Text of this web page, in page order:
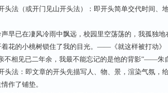
法（或开门见山开头法）：即开头简单交代时间、
已在凄风冷雨中飘远，校园里空荡荡的，我孤独地
花的小桃树锁住了我的目光。——《就这样被打动》
相见已二年余，我最不能忘记的是他的背影”——朱
法：即文章的开头先描写人、物、景，渲染气氛，
作了铺垫。